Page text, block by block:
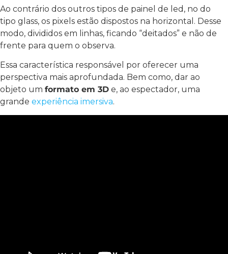
Ao contrário dos outros tipos de painel de led, no do
tipo glass, os pixels estão dispostos na horizontal. Desse
modo, divididos em linhas, ficando “deitados” e não de
frente para quem o observa.
Essa característica responsável por oferecer uma
perspectiva mais aprofundada. Bem como, dar ao
objeto um formato em 3D e, ao espectador, uma
grande experiência imersiva.